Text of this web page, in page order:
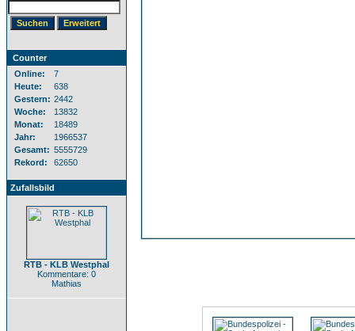
Counter
Online:
7
Heute:
638
Gestern: 2442
Woche:
13832
Monat:
18489
Jahr:
1966537
Gesamt: 5555729
Rekord:
62650
Zufallsbild
RTB - KLB Westphal
Kommentare: 0
Mathias